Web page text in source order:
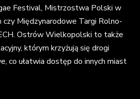
Festival, Mistrzostwa Polski w
Międzynarodowe Targi Rolno-
Ostrów Wielkopolski to także
którym krzyżują się drogi
co ułatwia dostęp do innych miast